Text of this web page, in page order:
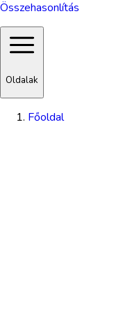
Összehasonlítás
Oldalak
Főoldal